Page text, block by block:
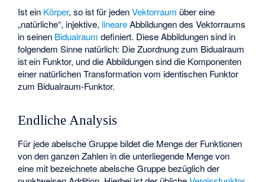
Istein Körper, so ist für jedenVektorraum übereine
„natürliche“, injektive, lineareAbbildungendes Vektorraums
in seinen Bidualraum definiert. Diese Abbildungen sind in
folgendem Sinne natürlich: Die Zuordnung zum Bidualraum
ist ein Funktor, und die Abbildungensind die Komponenten
einer natürlichen Transformation vom identischen Funktor
zum Bidualraum-Funktor.
Endliche Analysis
Für jede abelsche Gruppebildet die Mengeder Funktionen
von den ganzen Zahlen in die unterliegende Menge von
eine mitbezeichnete abelsche Gruppe bezüglich der